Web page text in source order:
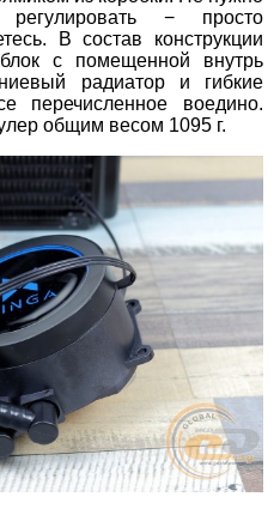
− просто
В состав конструкции
с помещенной внутрь
радиатор и гибкие
перечисленное воедино.
общим весом 1095 г.